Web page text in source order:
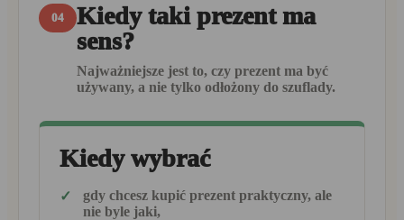
04
Kiedy taki prezent ma
sens?
Najważniejsze jest to, czy prezent ma być
używany, a nie tylko odłożony do szuflady.
Kiedy wybrać
gdy chcesz kupić prezent praktyczny, ale
nie byle jaki,